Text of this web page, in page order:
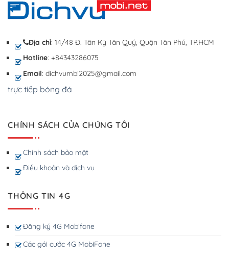
Địa chỉ: 14/48 Đ. Tân Kỳ Tân Quý, Quận Tân Phú, TP.HCM
Hotline: +84343286075
Email: dichvumbi2025@gmail.com
trực tiếp bóng đá
CHÍNH SÁCH CỦA CHÚNG TÔI
Chính sách bảo mật
Điều khoản và dịch vụ
THÔNG TIN 4G
Đăng ký 4G Mobifone
Các gói cước 4G MobiFone